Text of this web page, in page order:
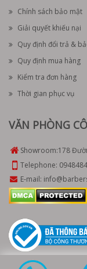
Chính sách bảo mật
Giải quyết khiếu nại
Quy định đổi trả &
Quy định mua hàng
Kiểm tra đơn hàng
Thời gian phục vụ
VĂN PHÒNG
Showroom:178
Telephone:
E-mail: